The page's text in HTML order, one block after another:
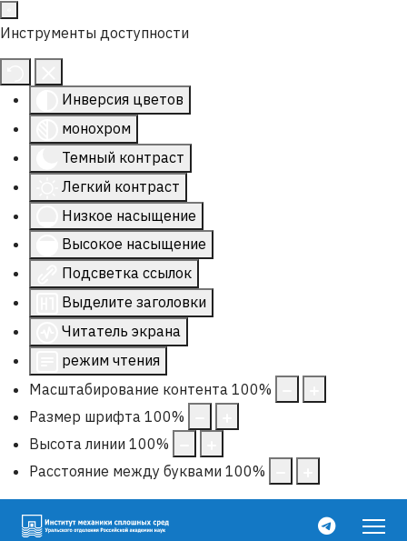
Инструменты доступности
Инверсия цветов
монохром
Темный контраст
Легкий контраст
Низкое насыщение
Высокое насыщение
Подсветка ссылок
Выделите заголовки
Читатель экрана
режим чтения
Масштабирование контента 100%
Размер шрифта 100%
Высота линии 100%
Расстояние между буквами 100%